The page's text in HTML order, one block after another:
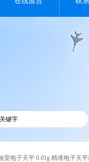
子天平 0.01g 精准电子天平秤0.001 万分之